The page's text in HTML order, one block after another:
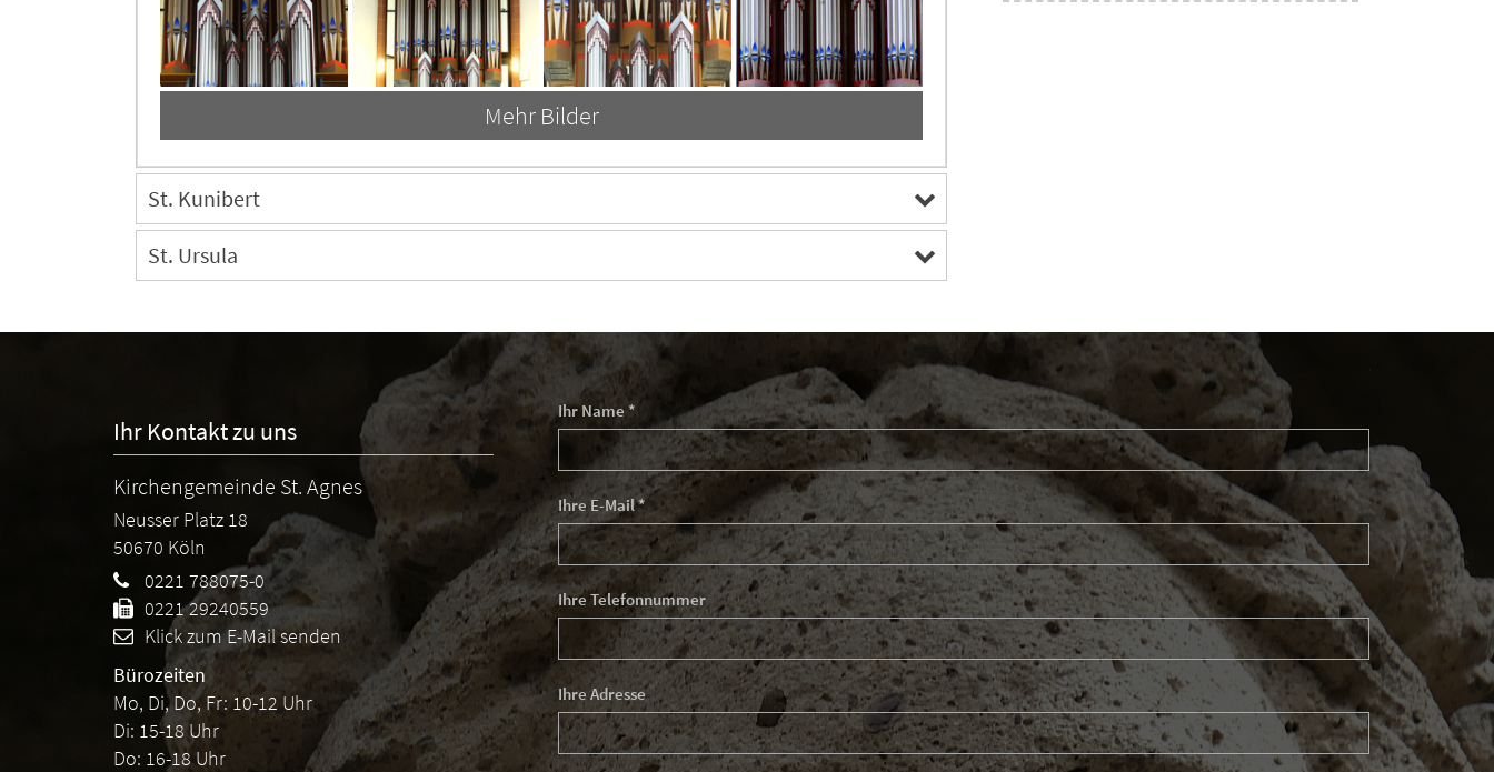
Mehr Bilder
St. Kunibert
St. Ursula
Ihr Name *
Ihre E-Mail *
Ihre Telefonnummer
Ihre Adresse
Ihr Kontakt zu uns
Kirchengemeinde St. Agnes
Neusser Platz 18
50670 Köln
0221 788075-0
0221 29240559
Klick zum E-Mail senden
Bürozeiten
Mo, Di, Do, Fr: 10-12 Uhr
Di: 15-18 Uhr
Do: 16-18 Uhr